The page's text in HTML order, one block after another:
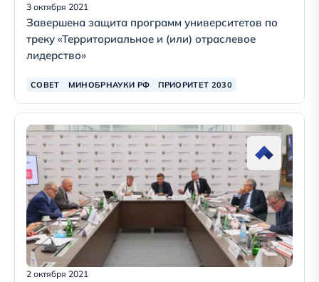
3 октября 2021
Завершена защита программ университетов по
треку «Территориальное и (или) отраслевое
лидерство»
СОВЕТ МИНОБРНАУКИ РФ ПРИОРИТЕТ 2030
2 октября 2021